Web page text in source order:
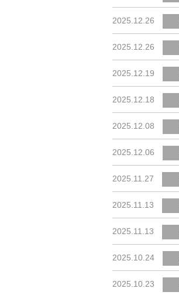
2025.12.26
2025.12.26
2025.12.19
2025.12.18
2025.12.08
2025.12.06
2025.11.27
2025.11.13
2025.11.13
2025.10.24
2025.10.23